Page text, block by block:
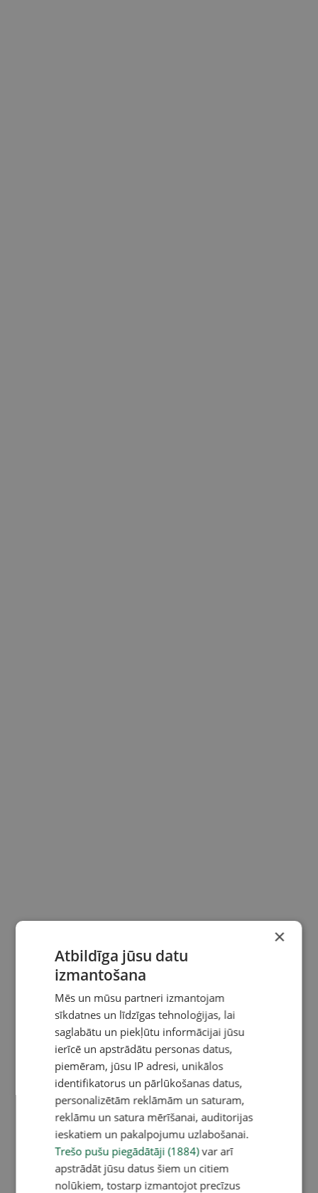
×
Atbildīga jūsu datu
izmantošana
Mēs un mūsu partneri izmantojam
sīkdatnes un līdzīgas tehnoloģijas, lai
saglabātu un piekļūtu informācijai jūsu
ierīcē un apstrādātu personas datus,
piemēram, jūsu IP adresi, unikālos
identifikatorus un pārlūkošanas datus,
personalizētām reklāmām un saturam,
reklāmu un satura mērīšanai, auditorijas
ieskatiem un pakalpojumu uzlabošanai.
Trešo pušu piegādātāji (1884)var arī
apstrādāt jūsu datus šiem un citiem
nolūkiem, tostarp izmantojot precīzus